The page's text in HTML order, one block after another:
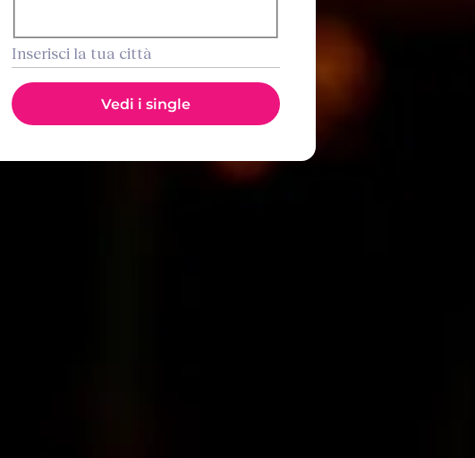
location
input
Vedi i single